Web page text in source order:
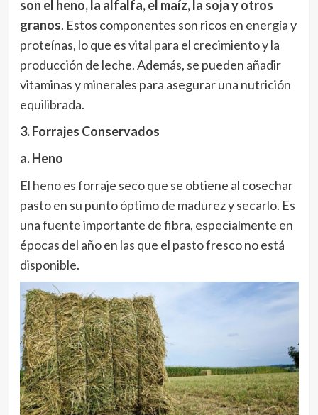
son el heno, la alfalfa, el maíz, la soja y otros
granos. Estos componentes son ricos en energía y
proteínas, lo que es vital para el crecimiento y la
producción de leche. Además, se pueden añadir
vitaminas y minerales para asegurar una nutrición
equilibrada.
3. Forrajes Conservados
a. Heno
El henoes forraje seco que se obtiene al cosechar
pasto en su punto óptimo de madurez y secarlo. Es
una fuente importante de fibra, especialmente en
épocas del año en las que el pasto fresco no está
disponible.